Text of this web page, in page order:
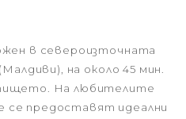
в североизточната
на около 45 мин.
На любителите
се предоставят идеални